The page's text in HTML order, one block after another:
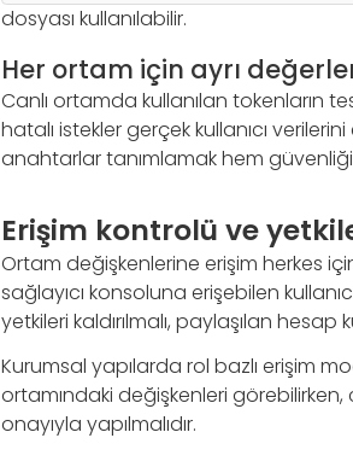
dosyası kullanılabilir.
Her ortam için ayrı
Canlı ortamda kullanılan tokenların
hatalı istekler gerçek kullanıcı
anahtarlar tanımlamak hem güvenliği
Erişim kontrolü ve
Ortam değişkenlerine erişim herkes
sağlayıcı konsoluna erişebilen
yetkileri kaldırılmalı, paylaşılan hesap
Kurumsal yapılarda rol bazlı erişim
ortamındaki değişkenleri
onayıyla yapılmalıdır.